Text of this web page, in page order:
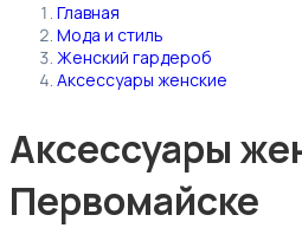
Главная
Мода и стиль
Женский гардероб
Аксессуары женские
Аксессуары
Первомайске